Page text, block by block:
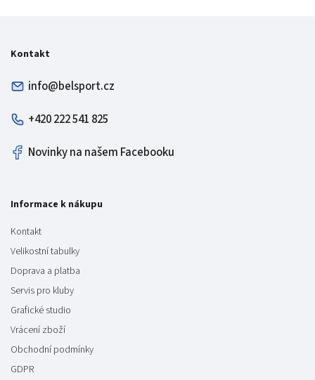
Kontakt
info@belsport.cz
+420 222 541 825
Novinky na našem Facebooku
Informace k nákupu
Kontakt
Velikostní tabulky
Doprava a platba
Servis pro kluby
Grafické studio
Vrácení zboží
Obchodní podmínky
GDPR